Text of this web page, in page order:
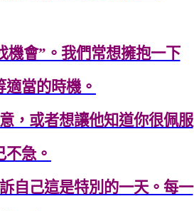
機會”。我們常想擁抱一下
當的時機。
，或者想讓他知道你很佩服
急。
自己這是特別的一天。每一